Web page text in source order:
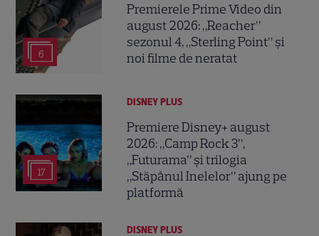
6
Premierele Prime Video din
august 2026: „Reacher”
sezonul 4, „Sterling Point” și
noi filme de neratat
17
DISNEY PLUS
Premiere Disney+ august
2026: „Camp Rock 3”,
„Futurama” și trilogia
„Stăpânul Inelelor” ajung pe
platformă
DISNEY PLUS